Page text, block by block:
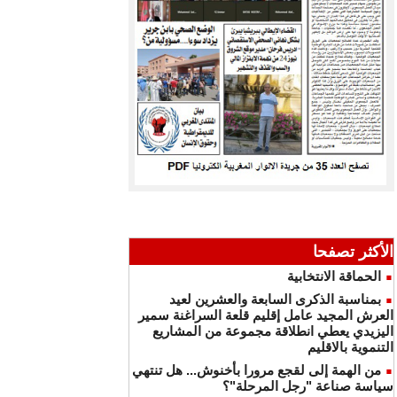
الأكثر تصفحا
الحماقة الانتخابية
بمناسبة الذكرى السابعة والعشرين لعيد
العرش المجيد عامل إقليم قلعة السراغنة سمير
اليزيدي يعطي انطلاقة مجموعة من المشاريع
التنموية بالاقليم
من الهمة إلى لقجع مرورا بأخنوش... هل تنتهي
سياسة صناعة "رجل المرحلة"؟